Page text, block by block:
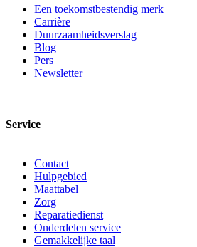
Een toekomstbestendig merk
Carrière
Duurzaamheidsverslag
Blog
Pers
Newsletter
Service
Contact
Hulpgebied
Maattabel
Zorg
Reparatiedienst
Onderdelen service
Gemakkelijke taal